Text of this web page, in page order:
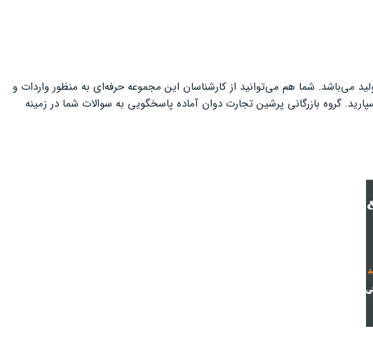
می‌باشد. شما هم می‌توانید از کارشناسان این مجموعه حرفه‌ای به منظور واردات و
گروه بازرگانی پرشین تجارت دوان آماده پاسخگویی به سوالات شما در زمینه